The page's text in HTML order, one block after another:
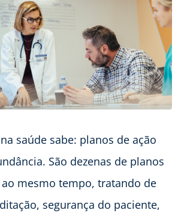
saúde sabe: planos de ação
São dezenas de planos
mesmo tempo, tratando de
segurança do paciente,